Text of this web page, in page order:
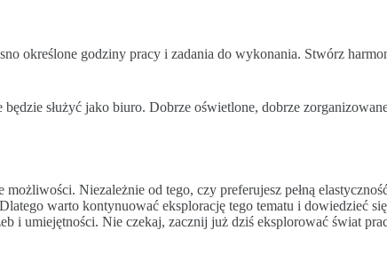
określone godziny pracy i zadania do wykonania. Stwórz
służyć jako biuro. Dobrze oświetlone, dobrze
Niezależnie od tego, czy preferujesz pełną
warto kontynuować eksplorację tego tematu i dowiedzieć
i umiejętności. Nie czekaj, zacznij już dziś eksplorować świat